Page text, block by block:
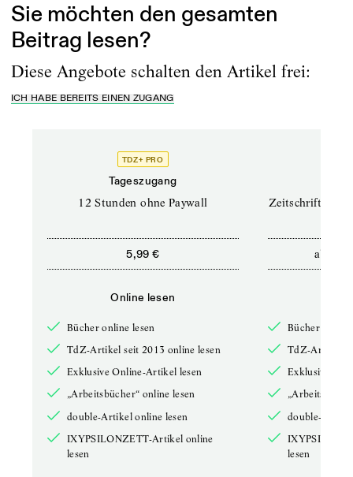
Sie möchten den gesamten
Beitrag lesen?
Diese Angebote schalten den Artikel frei:
ICH HABE BEREITS EINEN ZUGANG
TDZ+ PRO
Tageszugang
12 Stunden ohne Paywall
5,99 €
Online lesen
Bücher online lesen
TdZ-Artikel seit 2013 online lesen
Exklusive Online-Artikel lesen
„Arbeitsbücher“ online lesen
double-Artikel online lesen
IXYPSILONZETT-Artikel online
lesen
Zeitschriften
ab
Bücher online
TdZ-Artikel
Exklusive
double-
lesen